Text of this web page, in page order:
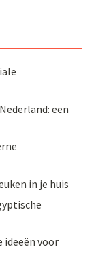
een
in je huis
ideeën voor